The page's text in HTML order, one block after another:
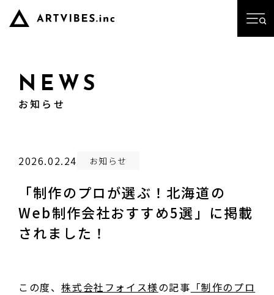
NEWS
お知らせ
2026.02.24 お知らせ
「制作のプロが選ぶ！北海道の
Web制作会社おすすめ5選」に掲載
されました！
この度、株式会社フォイス様の記事 「制作のプロ